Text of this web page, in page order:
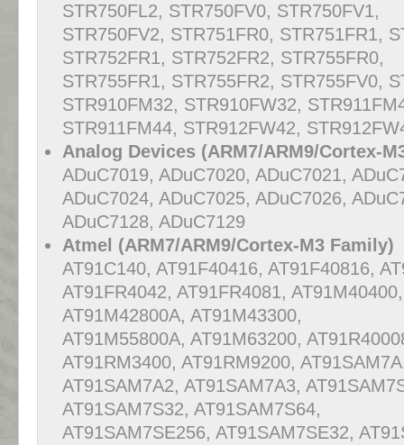
STR750FL2, STR750FV0, STR750FV1,
STR750FV2, STR751FR0, STR751FR1,
STR752FR1, STR752FR2, STR755FR0,
STR755FR1, STR755FR2, STR755FV0,
STR910FM32, STR910FW32,
STR911FM44, STR912FW42,
Analog Devices (ARM7/ARM9/Cortex-
ADuC7019, ADuC7020, ADuC7021,
ADuC7024, ADuC7025, ADuC7026,
ADuC7128, ADuC7129
Atmel (ARM7/ARM9/Cortex-M3 Family)
AT91C140, AT91F40416, AT91F40816,
AT91FR4042, AT91FR4081,
AT91M42800A, AT91M43300,
AT91M55800A, AT91M63200,
AT91RM3400, AT91RM9200,
AT91SAM7A2, AT91SAM7A3,
AT91SAM7S32, AT91SAM7S64,
AT91SAM7SE256, AT91SAM7SE32,